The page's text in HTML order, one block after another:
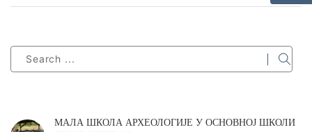
МАЛА ШКОЛА АРХЕОЛОГИЈЕ У ОСНОВНОЈ ШКОЛИ